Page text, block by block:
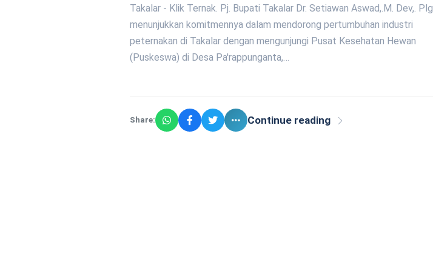
Takalar - Klik Ternak. Pj. Bupati Takalar Dr. Setiawan Aswad,.M. Dev,. Plg
menunjukkan komitmennya dalam mendorong pertumbuhan industri
peternakan di Takalar dengan mengunjungi Pusat Kesehatan Hewan
(Puskeswa) di Desa Pa'rappunganta,…
Share: Continue reading